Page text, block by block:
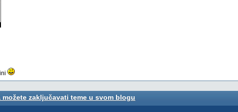
možete zaključavati teme u svom blogu